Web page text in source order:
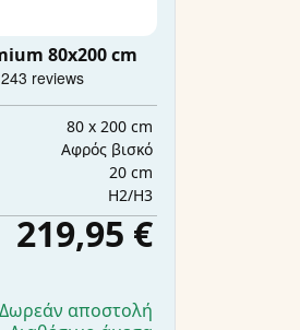
80x200 cm
80 x 200 cm
Αφρός βισκό
20 cm
H2/H3
219,95 €
Δωρεάν αποστολή